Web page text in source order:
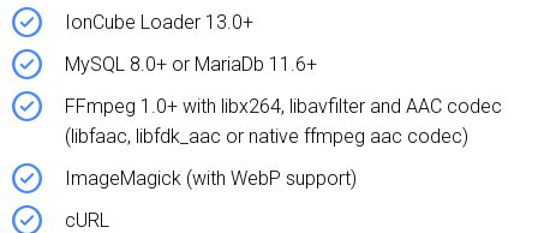
IonCube Loader 13.0+
MySQL 8.0+ or MariaDb 11.6+
FFmpeg 1.0+ with libx264, libavfilter and AAC codec
(libfaac, libfdk_aac or native ffmpeg aac codec)
ImageMagick (with WebP support)
cURL